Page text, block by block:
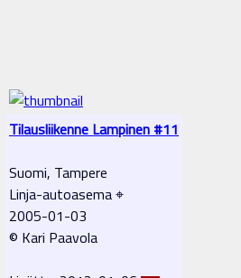
Tilausliikenne Lampinen #11
Suomi, Tampere
Linja-autoasema ⌖
2005-01-03
© Kari Paavola